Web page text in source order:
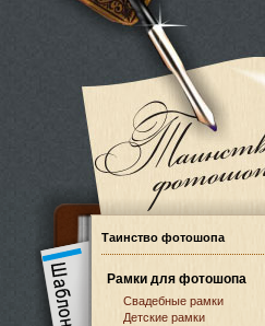
Таинство фотошопа
Рамки для фотошопа
Свадебные рамки
Детские рамки